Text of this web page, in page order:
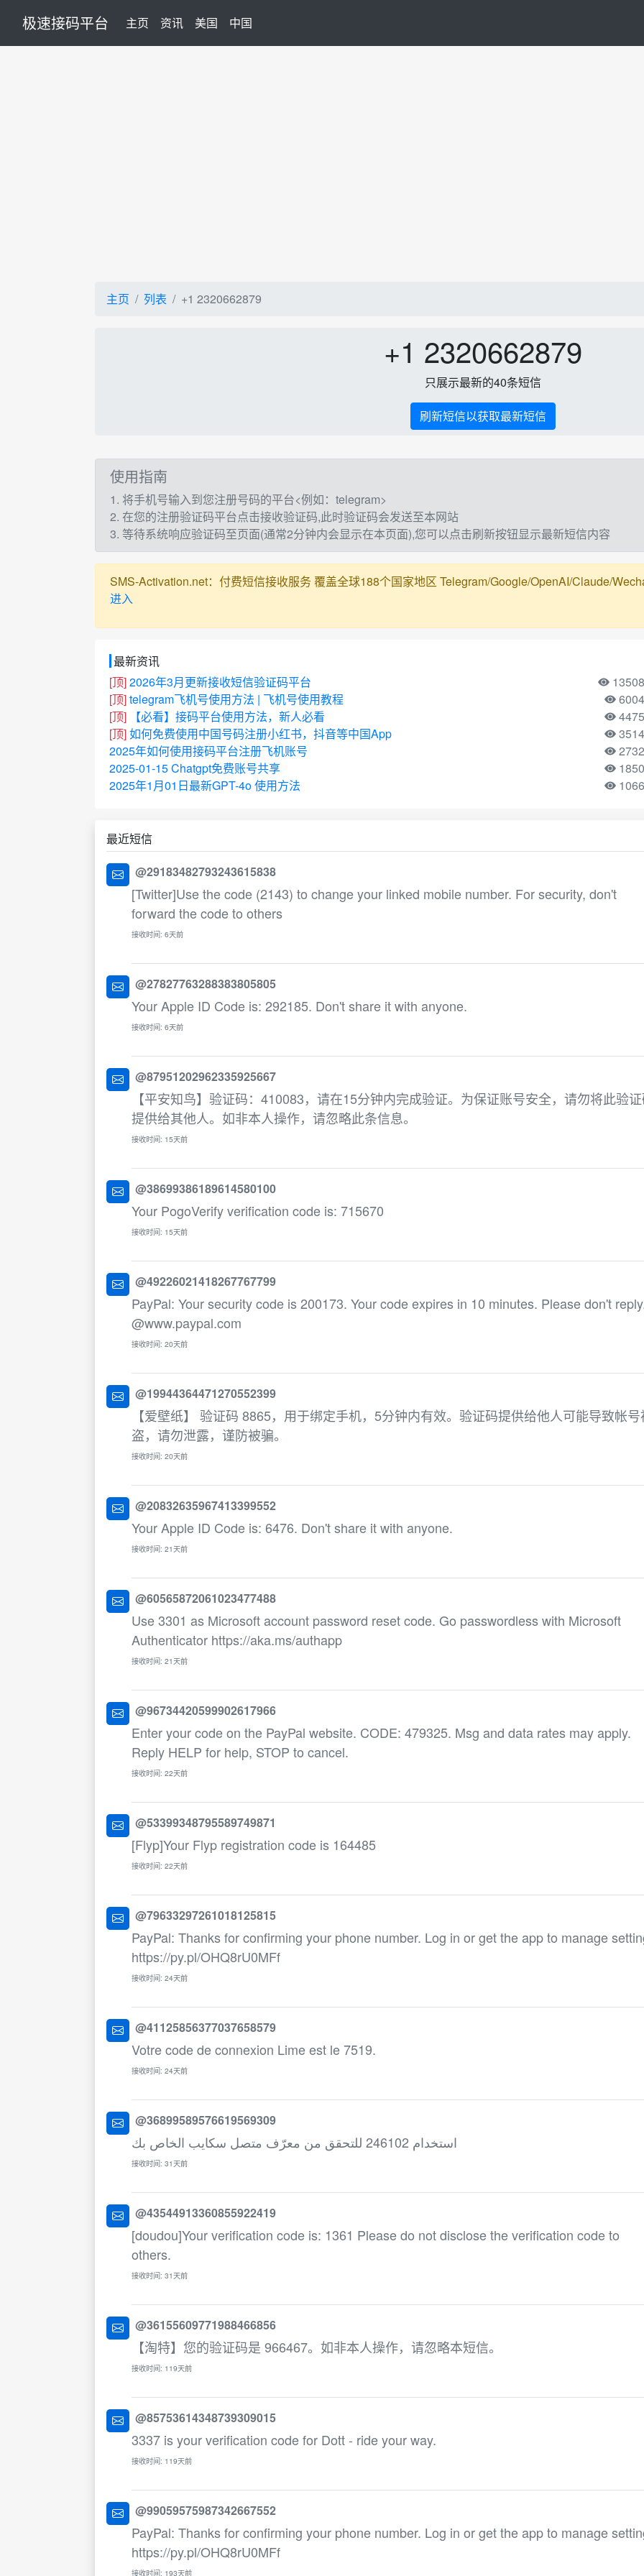
极速接码平台 主页 (current)
资讯 美国 中国
主页 列表 +1 2320662879
+1 2320662879
只展示最新的40条短信
刷新短信以获取最新短信
使用指南
1. 将手机号输入到您注册号码的平台<例如：telegram>
2. 在您的注册验证码平台点击接收验证码,此时验证码会发送至本网站
3. 等待系统响应验证码至页面(通常2分钟内会显示在本页面),您可以点击刷新按钮显示最新短信内容
SMS-Activation.net：付费短信接收服务 覆盖全球188个国家地区 Telegram/Google/OpenAI/Claude/
进入
最新资讯
[顶]2026年3月更新接收短信验证码平台
[顶]telegram飞机号使用方法 | 飞机号使用教程
[顶]
【必看】接码平台使用方法，新人必看
[顶]如何免费使用中国号码注册小红书，抖音等中国App
2025年如何使用接码平台注册飞机账号
2025-01-15 Chatgpt免费账号共享
2025年1月01日最新GPT-4o 使用方法
最近短信
@29183482793243615838
[Twitter]Use the code (2143) to change your linked mobile number. For security, don't
forward the code to others
接收时间: 6天前
@27827763288383805805
Your Apple ID Code is: 292185. Don't share it with anyone.
接收时间: 6天前
@87951202962335925667
【平安知鸟】验证码：410083，请在15分钟内完成验证。为保证账号安全，请勿将此验
提供给其他人。如非本人操作，请忽略此条信息。
接收时间: 15天前
@38699386189614580100
Your PogoVerify verification code is: 715670
接收时间: 15天前
@49226021418267767799
PayPal: Your security code is 200173. Your code expires in 10 minutes. Please don't
@www.paypal.com
接收时间: 20天前
@19944364471270552399
【爱壁纸】 验证码 8865，用于绑定手机，5分钟内有效。验证码提供给他人可能导致帐号
盗，请勿泄露，谨防被骗。
接收时间: 20天前
@20832635967413399552
Your Apple ID Code is: 6476. Don't share it with anyone.
接收时间: 21天前
@60565872061023477488
Use 3301 as Microsoft account password reset code. Go passwordless with Microsoft
Authenticator https://aka.ms/authapp
接收时间: 21天前
@96734420599902617966
Enter your code on the PayPal website. CODE: 479325. Msg and data rates may apply.
Reply HELP for help, STOP to cancel.
接收时间: 22天前
@53399348795589749871
[Flyp]Your Flyp registration code is 164485
接收时间: 22天前
@79633297261018125815
PayPal: Thanks for confirming your phone number. Log in or get the app to manage
https://py.pl/OHQ8rU0MFf
接收时间: 24天前
@41125856377037658579
Votre code de connexion Lime est le 7519.
接收时间: 24天前
@36899589576619569309
استخدام 246102 للتحقق من معرّف متصل سكايب الخاص بك
接收时间: 31天前
@43544913360855922419
[doudou]Your verification code is: 1361 Please do not disclose the verification code to
others.
接收时间: 31天前
@36155609771988466856
【淘特】您的验证码是 966467。如非本人操作，请忽略本短信。
接收时间: 119天前
@85753614348739309015
3337 is your verification code for Dott - ride your way.
接收时间: 119天前
@99059575987342667552
PayPal: Thanks for confirming your phone number. Log in or get the app to manage
https://py.pl/OHQ8rU0MFf
接收时间: 193天前